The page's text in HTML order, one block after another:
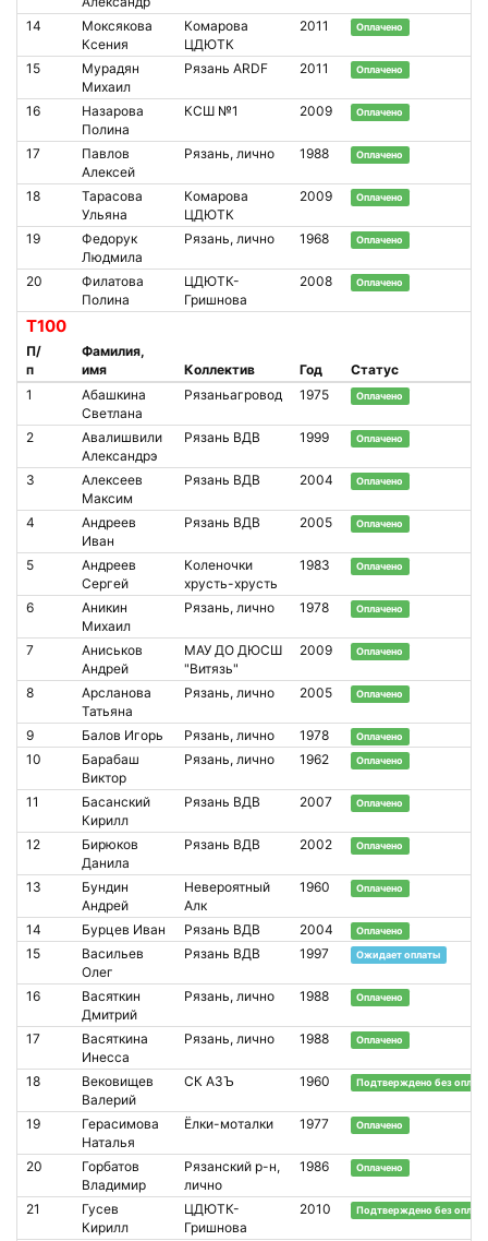
14
Моксякова
Ксения
Комарова
ЦДЮТК
2011 Оплачено
15
Мурадян
Михаил
Рязань ARDF 2011 Оплачено
16
Назарова
Полина
КСШ №1 2009 Оплачено
17
Павлов
Алексей
Рязань, лично 1988 Оплачено
18
Тарасова
Ульяна
Комарова
ЦДЮТК
2009 Оплачено
19
Федорук
Людмила
Рязань, лично 1968 Оплачено
20
Филатова
Полина
ЦДЮТК-
Гришнова
2008 Оплачено
Т100
П/
п
Фамилия,
имя
Коллектив Год
Статус
1
Абашкина
Светлана
Рязаньагровод 1975 Оплачено
2
Авалишвили
Александрэ
Рязань ВДВ 1999 Оплачено
3
Алексеев
Максим
Рязань ВДВ 2004 Оплачено
4
Андреев
Иван
Рязань ВДВ 2005 Оплачено
5
Андреев
Сергей
Коленочки
хрусть-хрусть
1983 Оплачено
6
Аникин
Михаил
Рязань, лично 1978 Оплачено
7
Аниськов
Андрей
МАУ ДО ДЮСШ
"Витязь"
2009 Оплачено
8
Арсланова
Татьяна
Рязань, лично 2005 Оплачено
9 Балов Игорь Рязань, лично 1978 Оплачено
10
Барабаш
Виктор
Рязань, лично 1962 Оплачено
11
Басанский
Кирилл
Рязань ВДВ 2007 Оплачено
12
Бирюков
Данила
Рязань ВДВ 2002 Оплачено
13
Бундин
Андрей
Невероятный
Алк
1960 Оплачено
14 Бурцев Иван Рязань ВДВ 2004 Оплачено
15
Васильев
Олег
Рязань ВДВ 1997 Ожидает оплаты
16
Васяткин
Дмитрий
Рязань, лично 1988 Оплачено
17
Васяткина
Инесса
Рязань, лично 1988 Оплачено
18
Вековищев
Валерий
СК АЗЪ 1960 Подтверждено без
19
Герасимова
Наталья
Ёлки-моталки 1977 Оплачено
20
Горбатов
Владимир
Рязанский р-н,
лично
1986 Оплачено
21
Гусев
Кирилл
ЦДЮТК-
Гришнова
2010 Подтверждено без